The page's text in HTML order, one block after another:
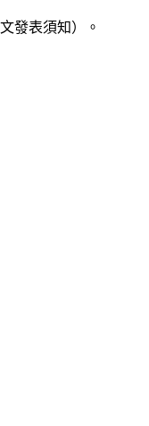
發表須知）。